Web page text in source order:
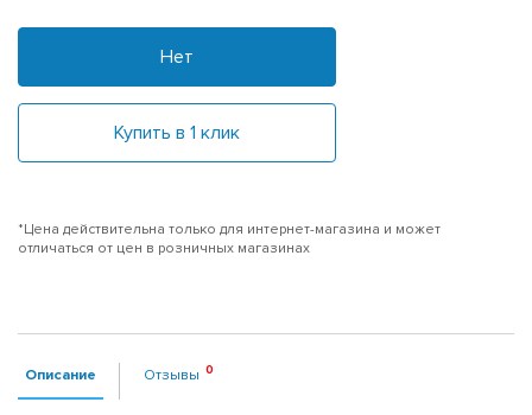
Нет
Купить в 1 клик
*Цена действительна только для интернет-магазина и может
отличаться от цен в розничных магазинах
Описание Отзывы